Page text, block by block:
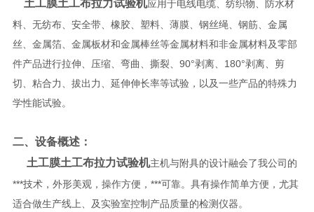
土工膜土工布拉力试验机应用于电线电缆、纺织物、防水材
料、无纺布、安全带、橡胶、塑料、薄膜、钢丝绳、钢筋、金属
丝、金属箔、金属板材和金属棒丝等金属材料和非金属材料及零部
件产品进行拉伸、压缩、弯曲、撕裂、90°剥离、180°剥离、剪
切、粘合力、拔出力、延伸伸长率等试验，以及一些产品的特殊力
学性能试验。
二、设备概述：
土工膜土工布拉力试验机主机与附具的设计融会了我公司的
***技术，外形美观，操作方便，***可靠。具有操作简单方便，尤其
适合做生产线上、及实验室控制产品质量的检测仪器。